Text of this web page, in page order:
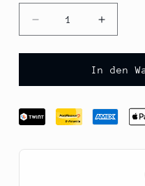
Verringere
die
Menge
Creative
EspumaCold,
Erhöhe
die
Menge
für
In den